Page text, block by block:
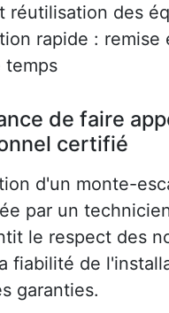
réutilisation des
rapide : remise
temps
de faire
certifié
d'un monte-
par un
le respect des
fiabilité de
garanties.